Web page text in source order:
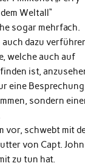
Weltall“
sogar mehrfach.
dazu
welche auch auf
ist,
eine
sondern
vor, schwebt mit
von Capt. John
zu tun hat.